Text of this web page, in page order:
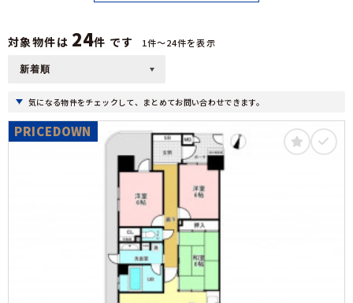
対象物件は 24件 です 1件〜24件を表示
気になる物件をチェックして、まとめてお問い合わせできます。
PRICEDOWN